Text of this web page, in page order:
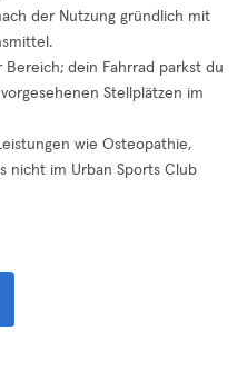
der Nutzung gründlich mit
dein Fahrrad parkst du
Stellplätzen im
wie Osteopathie,
nicht im Urban Sports Club